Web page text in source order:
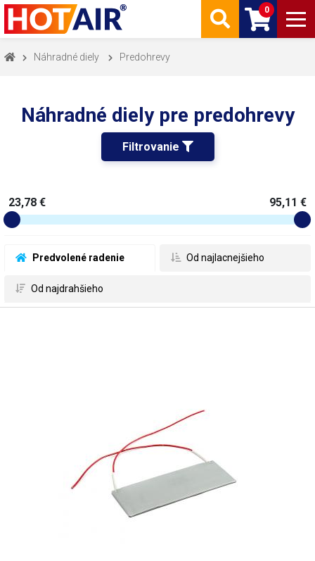
0
Náhradné diely Predohrevy
Náhradné diely pre predohrevy
Filtrovanie
Predvolené radenie Od najlacnejšieho
Od najdrahšieho
23,78 € 95,11 €